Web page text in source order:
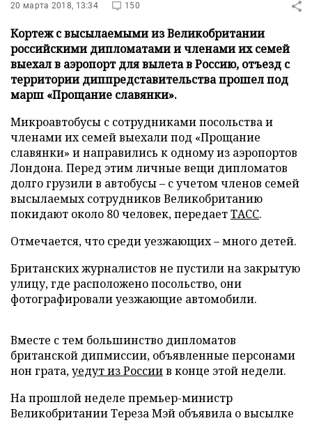
20 марта 2018, 13:34 150
Кортеж с высылаемыми из Великобритании
российскими дипломатами и членами их семей
выехал в аэропорт для вылета в Россию, отъезд с
территории диппредставительства прошел под
марш «Прощание славянки».
Микроавтобусы с сотрудниками посольства и
членами их семей выехали под «Прощание
славянки» и направились к одному из аэропортов
Лондона. Перед этим личные вещи дипломатов
долго грузили в автобусы – с учетом членов семей
высылаемых сотрудников Великобританию
покидают около 80 человек, передаетТАСС.
Отмечается, что среди уезжающих – много детей.
Британских журналистов не пустили на закрытую
улицу, где расположено посольство, они
фотографировали уезжающие автомобили.
Вместе с тем большинство дипломатов
британской дипмиссии, объявленные персонами
нон грата,уедут из Россиив конце этой недели.
На прошлой неделе премьер-министр
Великобритании Тереза Мэй объявила о высылке